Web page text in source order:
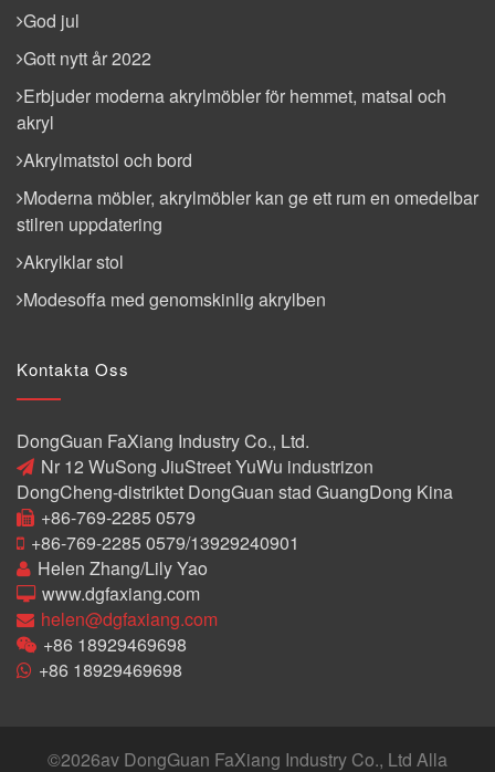
God jul
Gott nytt år 2022
Erbjuder moderna akrylmöbler för hemmet, matsal och
akryl
Akrylmatstol och bord
Moderna möbler, akrylmöbler kan ge ett rum en omedelbar
stilren uppdatering
Akrylklar stol
Modesoffa med genomskinlig akrylben
Kontakta Oss
DongGuan FaXiang Industry Co., Ltd.
Nr 12 WuSong JiuStreet YuWu industrizon
DongCheng-distriktet DongGuan stad GuangDong Kina
+86-769-2285 0579
+86-769-2285 0579/13929240901
Helen Zhang/Lily Yao
www.dgfaxiang.com
helen@dgfaxiang.com
+86 18929469698
+86 18929469698
©2026av DongGuan FaXiang Industry Co., Ltd Alla